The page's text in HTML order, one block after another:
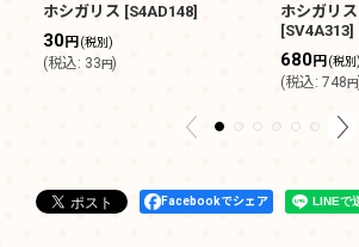
ホシガリス [S4AD148]
30円(税別)
(税込: 33円)
ホシガリ
[SV4A313]
680円(税別)
(税込: 748円
Facebookでシェア